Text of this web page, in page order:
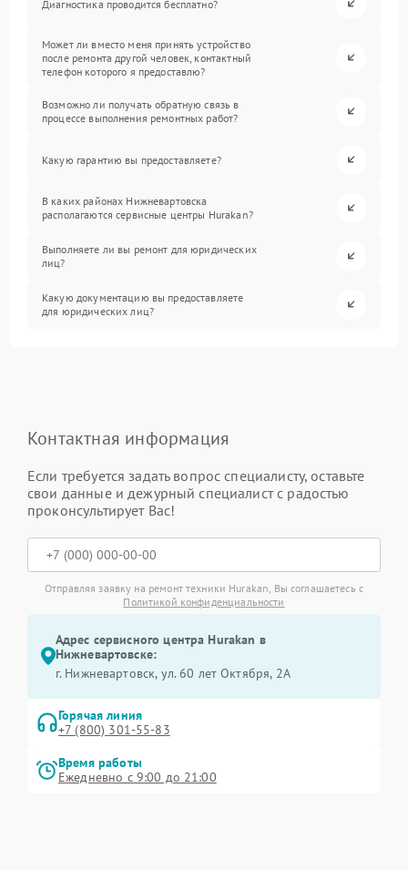
Диагностика проводится бесплатно?
Может ли вместо меня принять устройство
после ремонта другой человек, контактный
телефон которого я предоставлю?
Возможно ли получать обратную связь в
процессе выполнения ремонтных работ?
Какую гарантию вы предоставляете?
В каких районах Нижневартовска
располагаются сервисные центры Hurakan?
Выполняете ли вы ремонт для юридических
лиц?
Какую документацию вы предоставляете
для юридических лиц?
Контактная информация
Если требуется задать вопрос специалисту, оставьте
свои данные и дежурный специалист с радостью
проконсультирует Вас!
Отправляя заявку на ремонт техники Hurakan, Вы соглашаетесь с
Политикой конфиденциальности
Адрес сервисного центра Hurakan в
Нижневартовске:
г. Нижневартовск, ул. 60 лет Октября, 2А
Горячая линия
+7 (800) 301-55-83
Время работы
Ежедневно с 9:00 до 21:00